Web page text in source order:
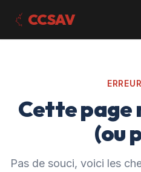
CCSAV
Cette page
(ou
Pas de souci, voici les